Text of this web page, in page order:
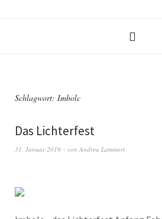
Schlagwort: Imbolc
Das Lichterfest
31. Januar 2019 von Andrea Lammert